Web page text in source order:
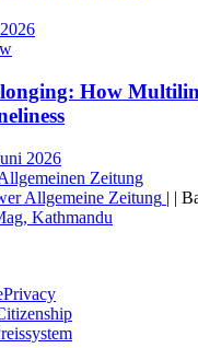
How
2026
Allgemeine Zeitung | |
Kathmandu